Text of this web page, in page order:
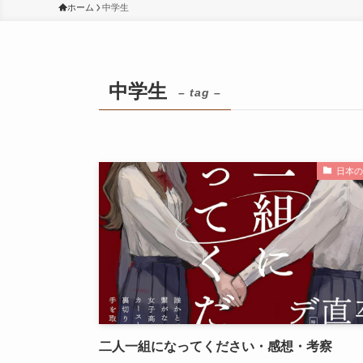
ホーム 中学生
中学生 – tag –
日本
二人一組になってください・感想・考察